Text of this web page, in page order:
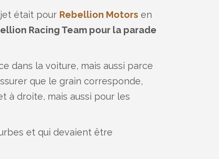
était pour Rebellion Motors en
Racing Team pour la parade
dans la voiture, mais aussi parce
que le grain corresponde,
à droite, mais aussi pour les
et qui devaient être